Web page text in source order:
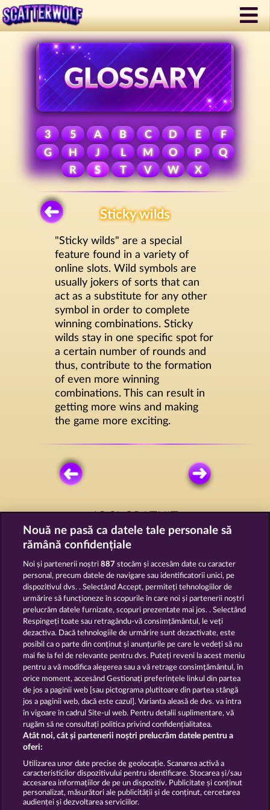
3 5 A B C D E
F
G
H J L M O P
Q
R
S T V W X
Sticky wilds
"Sticky wilds" are a special
feature found in a variety of
online slots. Wild symbols are
usually jokers of sorts that can
act as a substitute for any other
symbol in order to complete
winning combinations. Sticky
wilds stay in one specific spot for
a certain number of rounds and
thus, contribute to the formation
of even more winning
combinations. This can result in
getting more wins and making
the game more exciting.
JOCI GRATUIT
PIGGY KINGS MAJESTIC KING
HALLOW REELS 7 SUPERNOVA FRUITS
Termeni și condiții
Declarație de confidențialitate
Asistență tehnică Firmă
Nouă ne pasă ca datele tale personale să
rămână confidențiale
Noi și partenerii noștri887 stocăm și accesăm date cu caracter
personal, precum datele de navigare sau identificatorii unici, pe
dispozitivul dvs. . Selectând Accept, permiteți tehnologiilor de
urmărire să funcționeze în scopurile în care noi și partenerii noștri
prelucrăm datele furnizate, scopuri prezentate mai jos. . Selectând
Respingeți toate sau retragându-vă consimțământul, le veți
dezactiva. Dacă tehnologiile de urmărire sunt dezactivate, este
posibil ca o parte din conținut și anunțurile pe care le vedeți să nu
mai fie la fel de relevante pentru dvs. Puteți reveni la acest meniu
pentru a vă modifica alegerea sau a vă retrage consimțământul, în
orice moment, accesând Gestionați preferințele linkul din partea
de jos a paginii web [sau pictograma plutitoare din partea stângă
jos a paginii web, dacă este cazul]. Varianta aleasă de dvs. va intra
în vigoare în cadrul Site-ul web. Pentru detalii suplimentare, vă
rugăm să ne consultați politica privind confidențialitatea.
Atât noi, cât și partenerii noștri prelucrăm datele pentru a
oferi:
Utilizarea unor date precise de geolocație. Scanarea activă a
caracteristicilor dispozitivului pentru identificare. Stocarea și/sau
accesarea informațiilor de pe un dispozitiv. Publicitate și conținut
personalizat, măsurători ale publicității și de conținut, cercetarea
audienței și dezvoltarea serviciilor.